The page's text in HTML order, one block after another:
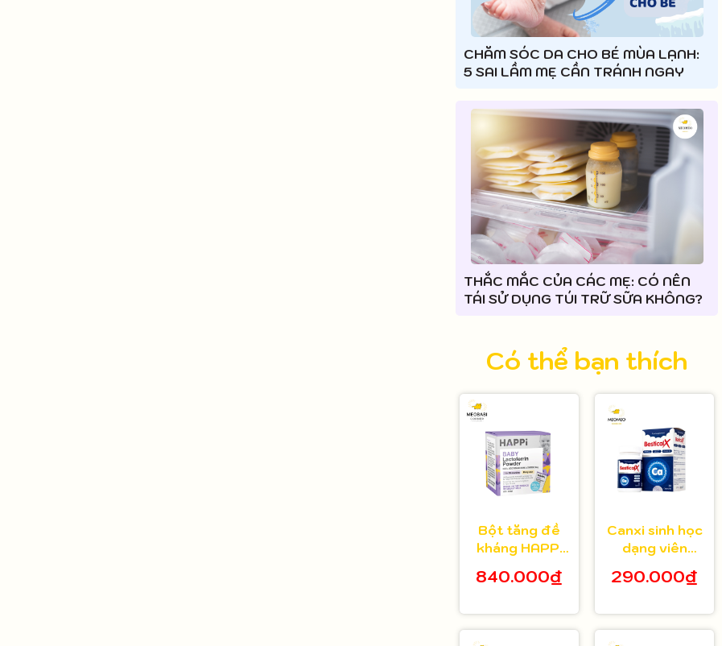
CHĂM SÓC DA CHO BÉ MÙA LẠNH:
5 SAI LẦM MẸ CẦN TRÁNH NGAY
THẮC MẮC CỦA CÁC MẸ: CÓ NÊN
TÁI SỬ DỤNG TÚI TRỮ SỮA KHÔNG?
Có thể bạn thích
Bột tăng đề
kháng HAPPi
Baby Úc cho
tuổi
840.000₫
Canxi sinh học
dạng viên
bé từ 8 tuổi 30
290.000₫